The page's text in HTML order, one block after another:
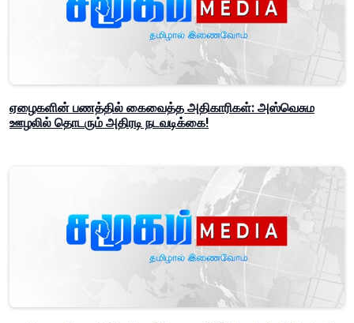
ஏழைகளின் பணத்தில் கைவைத்த அதிகாரிகள்: அஸ்வெசும
ஊழலில் தொடரும் அதிரடி நடவடிக்கை!